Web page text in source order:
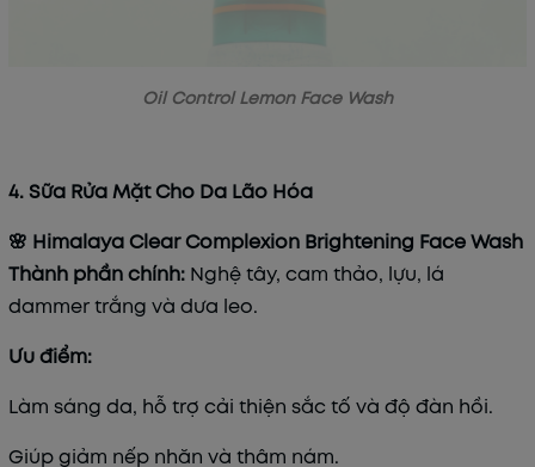
Oil Control Lemon Face Wash
4. Sữa Rửa Mặt Cho Da Lão Hóa
🌸 Himalaya Clear Complexion Brightening Face Wash
Thành phần chính: Nghệ tây, cam thảo, lựu, lá
dammer trắng và dưa leo.
Ưu điểm:
Làm sáng da, hỗ trợ cải thiện sắc tố và độ đàn hồi.
Giúp giảm nếp nhăn và thâm nám.